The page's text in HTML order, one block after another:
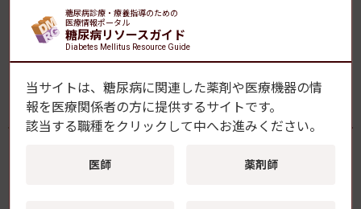
早期DKDへのフィネレノン 腎症軽症化に
寄与する可能性を示唆
【学会レポート】第69回日本糖尿病学会年次学術集会
よく読まれている記事
GLP-1受容体作動薬の新規開始、2型糖尿病患者の
糖尿病診療・療養指導のための
医療情報ポータル
糖尿病リソースガイド
Diabetes Mellitus Resource Guide
当サイトは、糖尿病に関連した薬剤や医療機器の情
報を医療関係者の方に提供するサイトです。
該当する職種をクリックして中へお進みください。
医師 薬剤師